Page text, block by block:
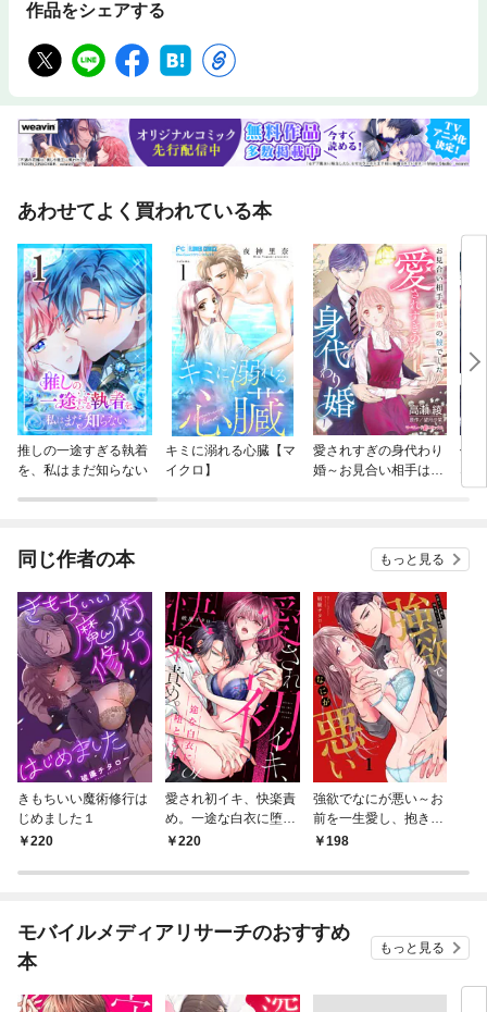
作品をシェアする
あわせてよく買われている本
推しの一途すぎる執着
を、私はまだ知らない
キミに溺れる心臓【マ
イクロ】
愛されすぎの身代わり
婚～お見合い相手は初
俺
な
同じ作者の本 もっと見る
きもちいい魔術修行は
じめました１
220
愛され初イキ、快楽責
め。一途な白衣に堕と
される１
220
強欲でなにが悪い～お
前を一生愛し、抱き尽
くす欲望１
198
モバイルメディアリサーチのおすすめ
本
もっと見る